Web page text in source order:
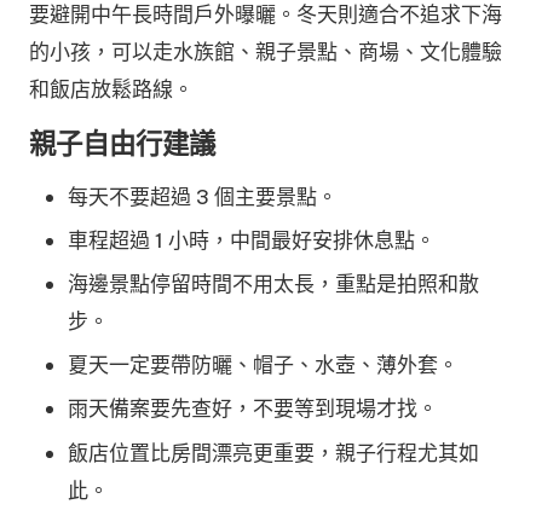
要避開中午長時間戶外曝曬。冬天則適合不追求下海
的小孩，可以走水族館、親子景點、商場、文化體驗
和飯店放鬆路線。
親子自由行建議
每天不要超過 3 個主要景點。
車程超過 1 小時，中間最好安排休息點。
海邊景點停留時間不用太長，重點是拍照和散
步。
夏天一定要帶防曬、帽子、水壺、薄外套。
雨天備案要先查好，不要等到現場才找。
飯店位置比房間漂亮更重要，親子行程尤其如
此。